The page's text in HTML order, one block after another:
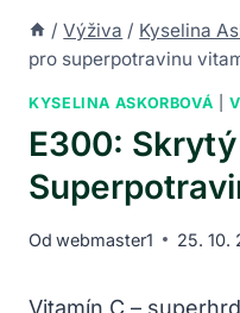
/ Výživa / Kyselina
pro superpotravinu
KYSELINA ASKORBOVÁ |
E300:
Od webmaster1 25. 10.
Vitamín C –